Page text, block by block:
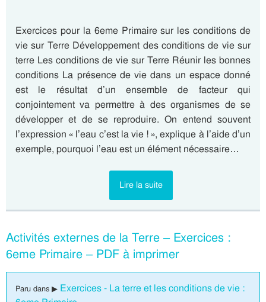
Exercices pour la 6eme Primaire sur les conditions de
vie sur Terre Développement des conditions de vie sur
terre Les conditions de vie sur Terre Réunir les bonnes
conditions La présence de vie dans un espace donné
est le résultat d’un ensemble de facteur qui
conjointement va permettre à des organismes de se
développer et de se reproduire. On entend souvent
l’expression « l’eau c’est la vie ! », explique à l’aide d’un
exemple, pourquoi l’eau est un élément nécessaire…
Lire la suite
Activités externes de la Terre – Exercices :
6eme Primaire – PDF à imprimer
Paru dans ▶ Exercices - La terre et les conditions de vie :